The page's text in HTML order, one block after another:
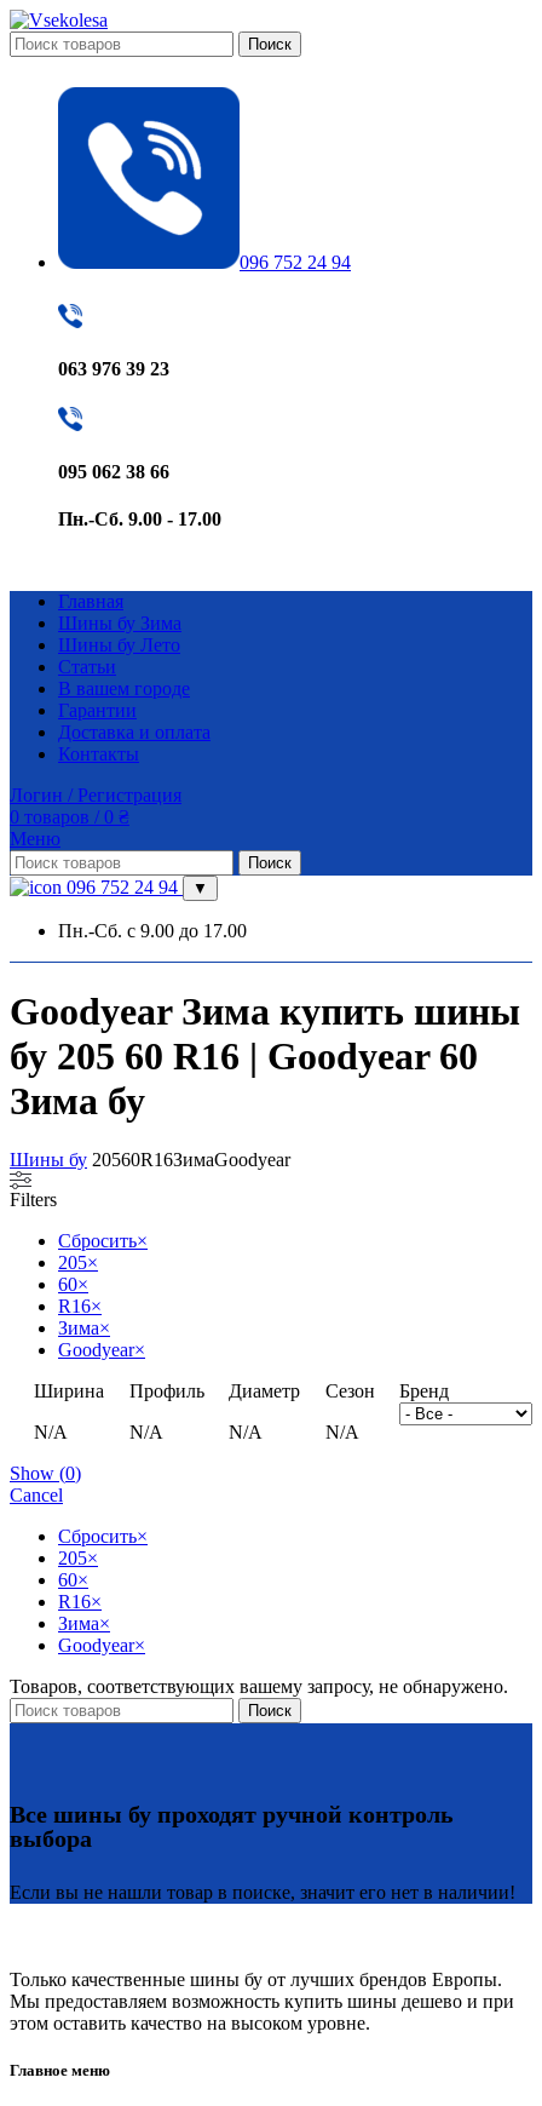
Поиск
096 752 24 94
063 976 39 23
095 062 38 66
Пн.-Сб. 9.00 - 17.00
Главная
Шины бу Зима
Шины бу Лето
Статьи
В вашем городе
Гарантии
Доставка и оплата
Контакты
Логин / Регистрация
0 товаров / 0 ₴
Меню
Поиск
096 752 24 94 ▼
Пн.-Сб. с 9.00 до 17.00
Goodyear Зима купить шины
бу 205 60 R16 | Goodyear 60
Зима бу
Шины бу 20560R16ЗимаGoodyear
Filters
Сбросить×
205×
60×
R16×
Зима×
Goodyear×
Ширина
N/A
Профиль
N/A
Диаметр
N/A
Сезон
N/A
Бренд
Show (0)
Cancel
Сбросить×
205×
60×
R16×
Зима×
Goodyear×
Товаров, соответствующих вашему запросу, не обнаружено.
Поиск
Все шины бу проходят ручной контроль
выбора
Если вы не нашли товар в поиске, значит его нет в наличии!
Только качественные шины бу от лучших брендов Европы.
Мы предоставляем возможность купить шины дешево и при
этом оставить качество на высоком уровне.
Главное меню